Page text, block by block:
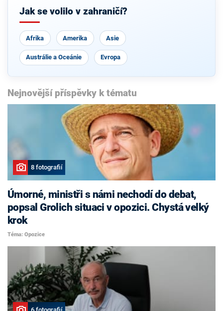
Jak se volilo v zahraničí?
Afrika Amerika Asie
Austrálie a Oceánie Evropa
Nejnovější příspěvky k tématu
8 fotografií
Úmorné, ministři s námi nechodí do debat,
popsal Grolich situaci v opozici. Chystá velký
krok
Téma: Opozice